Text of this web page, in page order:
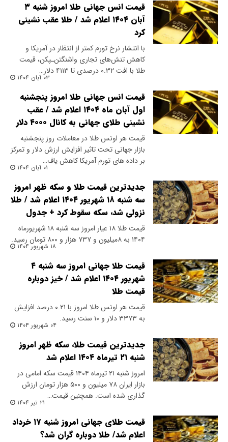
قیمت انس جهانی طلا امروز شنبه ۳
آبان ۱۴۰۴ اعلام شد / طلا عقب نشینی
کرد
با انتشار نرخ تورم کمتر از انتظار در آمریکا و
کاهش تنش‌های تجاری واشنگتن‌ـپکن، قیمت
طلا با افت ۰.۳۲ درصدی تا ۴۱۱۳ دلار…
۰۳ آبان ۱۴۰۴
قیمت انس جهانی طلا امروز پنجشنبه
اول آبان ماه ۱۴۰۴ اعلام شد / عقب
نشینی طلای جهانی به کانال ۴۰۰۰ دلار
قیمت هر اونس طلا در معاملات روز پنجشنبه
بازار جهانی تحت تاثیر افزایش ارزش دلار و تمرکز
بر داده های تورم آمریکا کاهش یاف…
۰۱ آبان ۱۴۰۴
جدیدترین قیمت طلا و سکه ظهر امروز
سه شنبه ۱۸ شهریور ۱۴۰۴ اعلام شد / طلا
نزولی شد، سکه سقوط کرد + جدول
قیمت طلا ۱۸ عیار امروز سه شنبه ۱۸ شهریورماه
۱۴۰۴ به ۸میلیون و ۷۳۷ هزار و ۸۰۰ تومان رسید.
۱۸ شهریور ۱۴۰۴
قیمت طلا جهانی امروز سه شنبه ۴
شهریور ۱۴۰۴ اعلام شد / خیز دوباره
قیمت طلا
قیمت هر اونس طلا امروز با ۰.۲۱ درصد افزایش
به ۳۳۷۳ دلار و ۱۰ سنت رسید.
۰۴ شهریور ۱۴۰۴
جدیدترین قیمت طلا، سکه ظهر امروز
شنبه ۲۱ تیرماه ۱۴۰۴ اعلام شد
امروز شنبه ۲۱ تیرماه ۱۴۰۴ قیمت سکه امامی در
بازار ایران ۷۸ میلیون و ۵۰۰ هزار تومان ارزش
گذاری شده است. همچنین قیمت…
۲۱ تیر ۱۴۰۴
قیمت طلای جهانی امروز شنبه ۱۷ خرداد
اعلام شد/ طلا دوباره گران شد؟